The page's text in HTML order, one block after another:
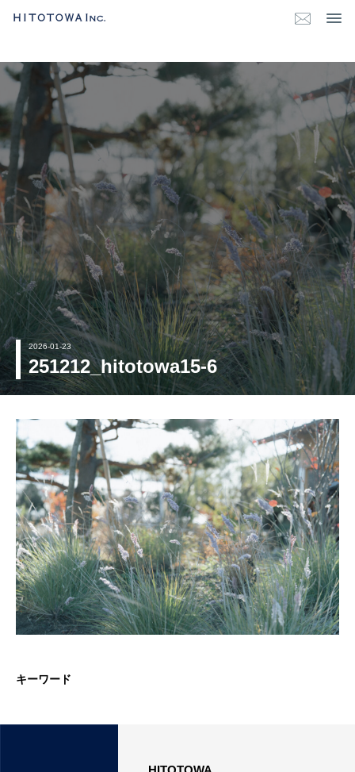
2026-01-23
251212_hitotowa15-6
キーワード